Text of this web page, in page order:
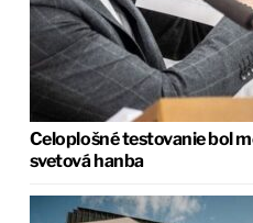
Celoplošné testovanie bol
svetová hanba